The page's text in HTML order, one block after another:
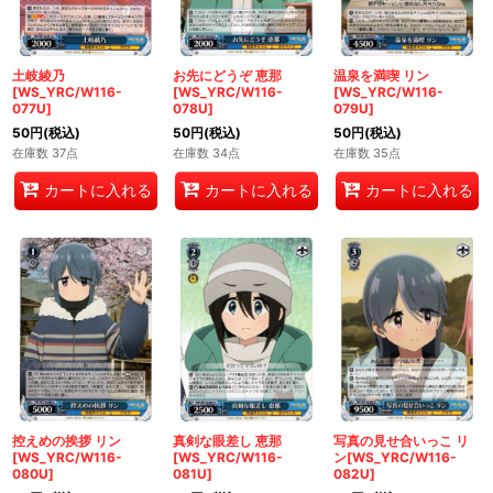
土岐綾乃
[WS_YRC/W116-
077U]
50円(税込)
在庫数 37点
カートに入れる
お先にどうぞ 恵那
[WS_YRC/W116-
078U]
50円(税込)
在庫数 34点
カートに入れる
温泉を満喫 リン
[WS_YRC/W116-
079U]
50円(税込)
在庫数 35点
カートに入れる
控えめの挨拶 リン
[WS_YRC/W116-
080U]
真剣な眼差し 恵那
[WS_YRC/W116-
081U]
写真の見せ合いっこ リ
ン[WS_YRC/W116-
082U]